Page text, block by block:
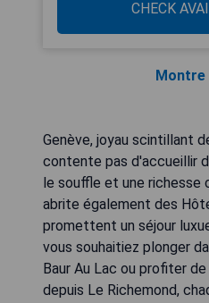
CHECK
Montre
Genève, joyau scintillant
contente pas d'accueillir
le souffle et une richesse
abrite également des
promettent un séjour
vous souhaitiez plonger
Baur Au Lac ou profiter
depuis Le Richemond,